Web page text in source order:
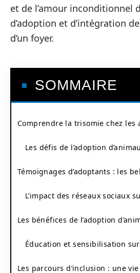
et de l’amour inconditionnel
d’adoption et d’intégration
d’un foyer.
SOMMAIRE
Comprendre la trisomie chez les
Les défis de l’adoption
Témoignages d’adoptants : les
L’impact des réseaux sociaux
Les bénéfices de l’adoption
Éducation et sensibilisation
Les parcours d’inclusion : une